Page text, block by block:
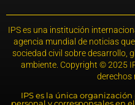
IPS es una institución
agencia mundial de noticias
sociedad civil sobre desarrollo,
ambiente. Copyright © 2025
derechos
IPS es la única
personal y corresponsales en